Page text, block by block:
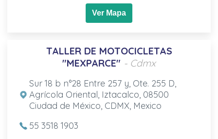
Ver Mapa
TALLER DE MOTOCICLETAS
"MEXPARCE" - Cdmx
Sur 18 b n°28 Entre 257 y, Ote. 255 D,
Agrícola Oriental, Iztacalco, 08500
Ciudad de México, CDMX, Mexico
55 3518 1903